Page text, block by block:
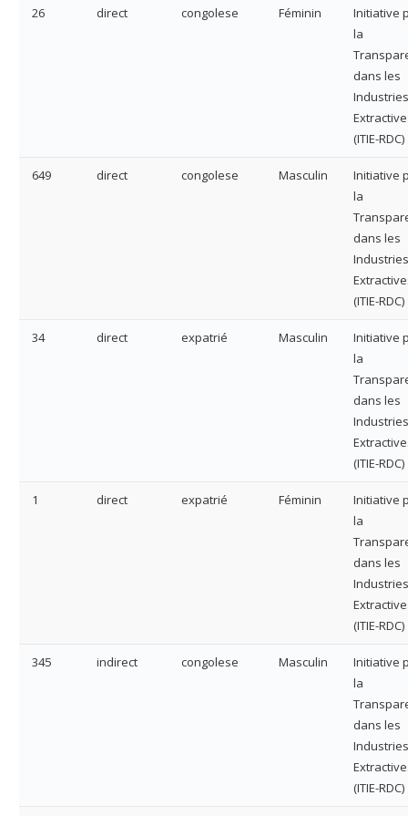
26 direct congolese Féminin
Initiative
la
dans les
Industries
(ITIE-RDC)
649 direct congolese Masculin
Initiative
la
dans les
Industries
(ITIE-RDC)
34 direct expatrié Masculin
Initiative
la
dans les
Industries
(ITIE-RDC)
1 direct expatrié Féminin
Initiative
la
dans les
Industries
(ITIE-RDC)
345 indirect congolese Masculin
Initiative
la
dans les
Industries
(ITIE-RDC)